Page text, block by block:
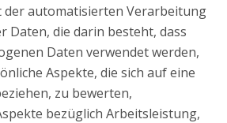
der automatisierten Verarbeitung
Daten, die darin besteht, dass
Daten verwendet werden,
Aspekte, die sich auf eine
zu bewerten,
bezüglich Arbeitsleistung,